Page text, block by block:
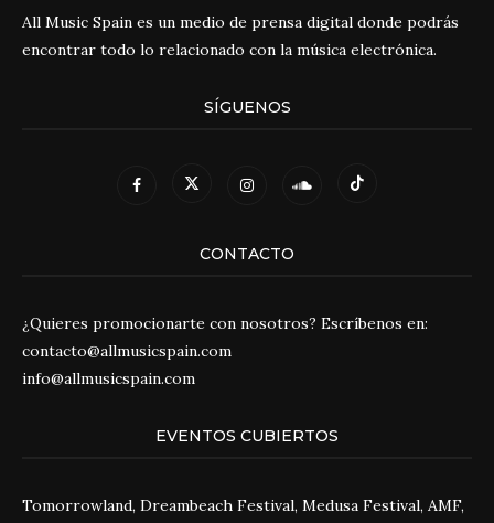
All Music Spain es un medio de prensa digital donde podrás
encontrar todo lo relacionado con la música electrónica.
SÍGUENOS
CONTACTO
¿Quieres promocionarte con nosotros? Escríbenos en:
contacto@allmusicspain.com
info@allmusicspain.com
EVENTOS CUBIERTOS
Tomorrowland, Dreambeach Festival, Medusa Festival, AMF,